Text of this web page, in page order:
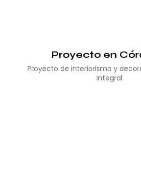
Proyecto en
Proyecto de interiorismo y
Integral